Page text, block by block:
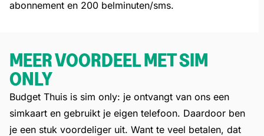
abonnement en 200 belminuten/sms.
MEER VOORDEEL MET SIM
ONLY
Budget Thuis is sim only: je ontvangt van ons een
simkaart en gebruikt je eigen telefoon. Daardoor ben
je een stuk voordeliger uit. Want te veel betalen, dat